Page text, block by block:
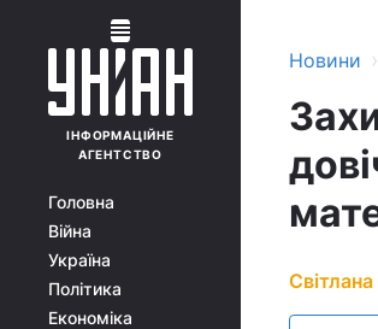
ІНФОРМАЦІЙНЕ
АГЕНТСТВО
Головна
Війна
Україна
Політика
Економіка
Новини ›